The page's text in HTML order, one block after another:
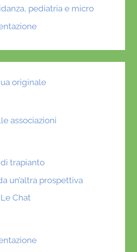
pediatria e micro
originale
associazioni
trapianto
un’altra prospettiva
Chat